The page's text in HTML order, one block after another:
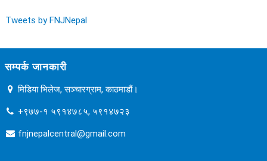
Tweets by FNJNepal
सम्पर्क जानकारी
मिडिया भिलेज, सञ्चारग्राम, काठमाडौं।
+९७७-१ ५९१४७८५, ५९१४७२३
fnjnepalcentral@gmail.com